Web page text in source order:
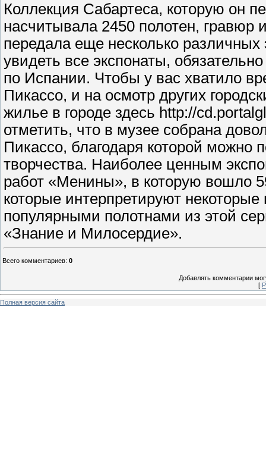
Коллекция Сабартеса, которую он
насчитывала 2450 полотен, гравюр
передала еще несколько
увидеть все экспонаты,
по Испании. Чтобы у вас хватило
Пикассо, и на осмотр других
жилье в городе здесь http://
отметить, что в музее собрана
Пикассо, благодаря которой можно
творчества. Наиболее ценным
работ «Менины», в которую вошло
которые интерпретируют
популярными полотнами из этой
«Знание и Милосердие».
Всего комментариев: 0
Добавлять комментарии
[
Полная версия сайта